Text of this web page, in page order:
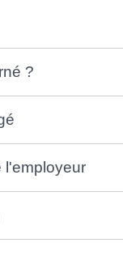
?
l'employeur